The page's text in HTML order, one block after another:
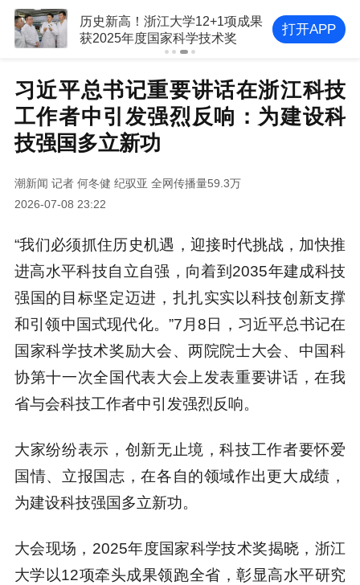
历史新高！浙江大学12+1项成果
获2025年度国家科学技术奖
打开APP
习近平总书记重要讲话在浙江科技
工作者中引发强烈反响：为建设科
技强国多立新功
潮新闻 记者 何冬健 纪驭亚 全网传播量59.3万
2026-07-08 23:22
“我们必须抓住历史机遇，迎接时代挑战，加快推
进高水平科技自立自强，向着到2035年建成科技
强国的目标坚定迈进，扎扎实实以科技创新支撑
和引领中国式现代化。”7月8日，习近平总书记在
国家科学技术奖励大会、两院院士大会、中国科
协第十一次全国代表大会上发表重要讲话，在我
省与会科技工作者中引发强烈反响。
大家纷纷表示，创新无止境，科技工作者要怀爱
国情、立报国志，在各自的领域作出更大成绩，
为建设科技强国多立新功。
大会现场，2025年度国家科学技术奖揭晓，浙江
大学以12项牵头成果领跑全省，彰显高水平研究